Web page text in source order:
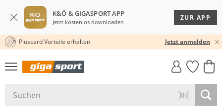
K&Ö & GIGASPORT APP
Jetzt kostenlos downloaden
ZUR APP
30 TAGE RÜCKGABERECHT
Pluscard Vorteile erhalten Jetzt anmelden
GIGASTYLE
FAHRRAD­
MUST-HAVE